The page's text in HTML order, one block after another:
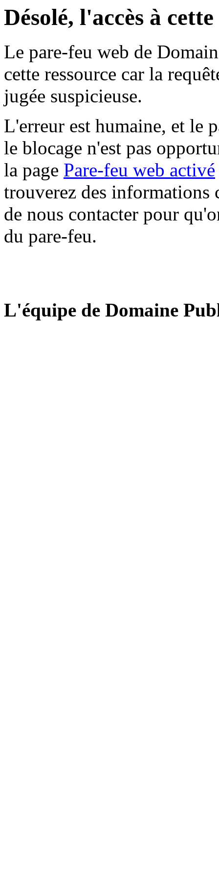
Désolé, l'accès à
Le pare-feu web de
cette ressource car la
jugée suspicieuse.
L'erreur est humaine, et le
le blocage n'est pas
la page Pare-feu web activé
trouverez des informations
de nous contacter pour
du pare-feu.
L'équipe de Domaine